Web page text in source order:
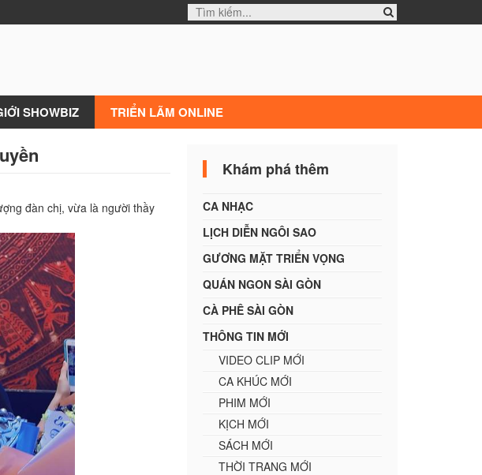
SHOWBIZ TRIỂN LÃM ONLINE
đàn chị, vừa là người thầy
Khám phá thêm
CA NHẠC
LỊCH DIỄN NGÔI SAO
GƯƠNG MẶT TRIỂN VỌNG
QUÁN NGON SÀI GÒN
CÀ PHÊ SÀI GÒN
THÔNG TIN MỚI
VIDEO CLIP MỚI
CA KHÚC MỚI
PHIM MỚI
KỊCH MỚI
SÁCH MỚI
THỜI TRANG MỚI